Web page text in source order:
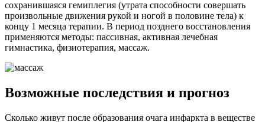
сохранившаяся гемиплегия (утрата способности совершать
произвольные движения рукой и ногой в половине тела) к
концу 1 месяца терапии. В период позднего восстановления
применяются методы: пассивная, активная лечебная
гимнастика, физиотерапия, массаж.
Возможные последствия и прогноз
Сколько живут после образования очага инфаркта в веществе